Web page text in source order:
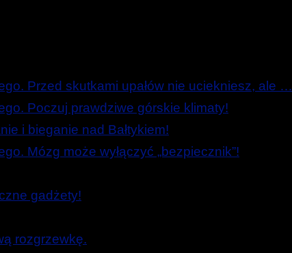
Przed skutkami upałów nie uciekniesz, ale …
Poczuj prawdziwe górskie klimaty!
i bieganie nad Bałtykiem!
Mózg może wyłączyć „bezpiecznik”!
gadżety!
rozgrzewkę.